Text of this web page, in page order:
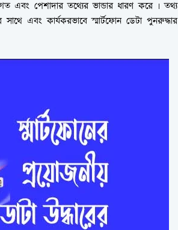
এবং পেশাদার তথ্যের ভান্ডার ধারণ করে ৷ তথ্য
এবং কার্যকরভাবে স্মার্টফোন ডেটা পুনরুদ্ধার